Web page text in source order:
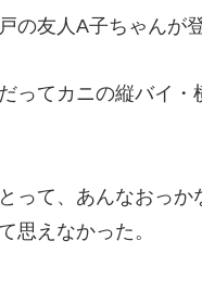
の友人A子ちゃんが
ってカニの縦バイ・
って、あんなおっか
思えなかった。